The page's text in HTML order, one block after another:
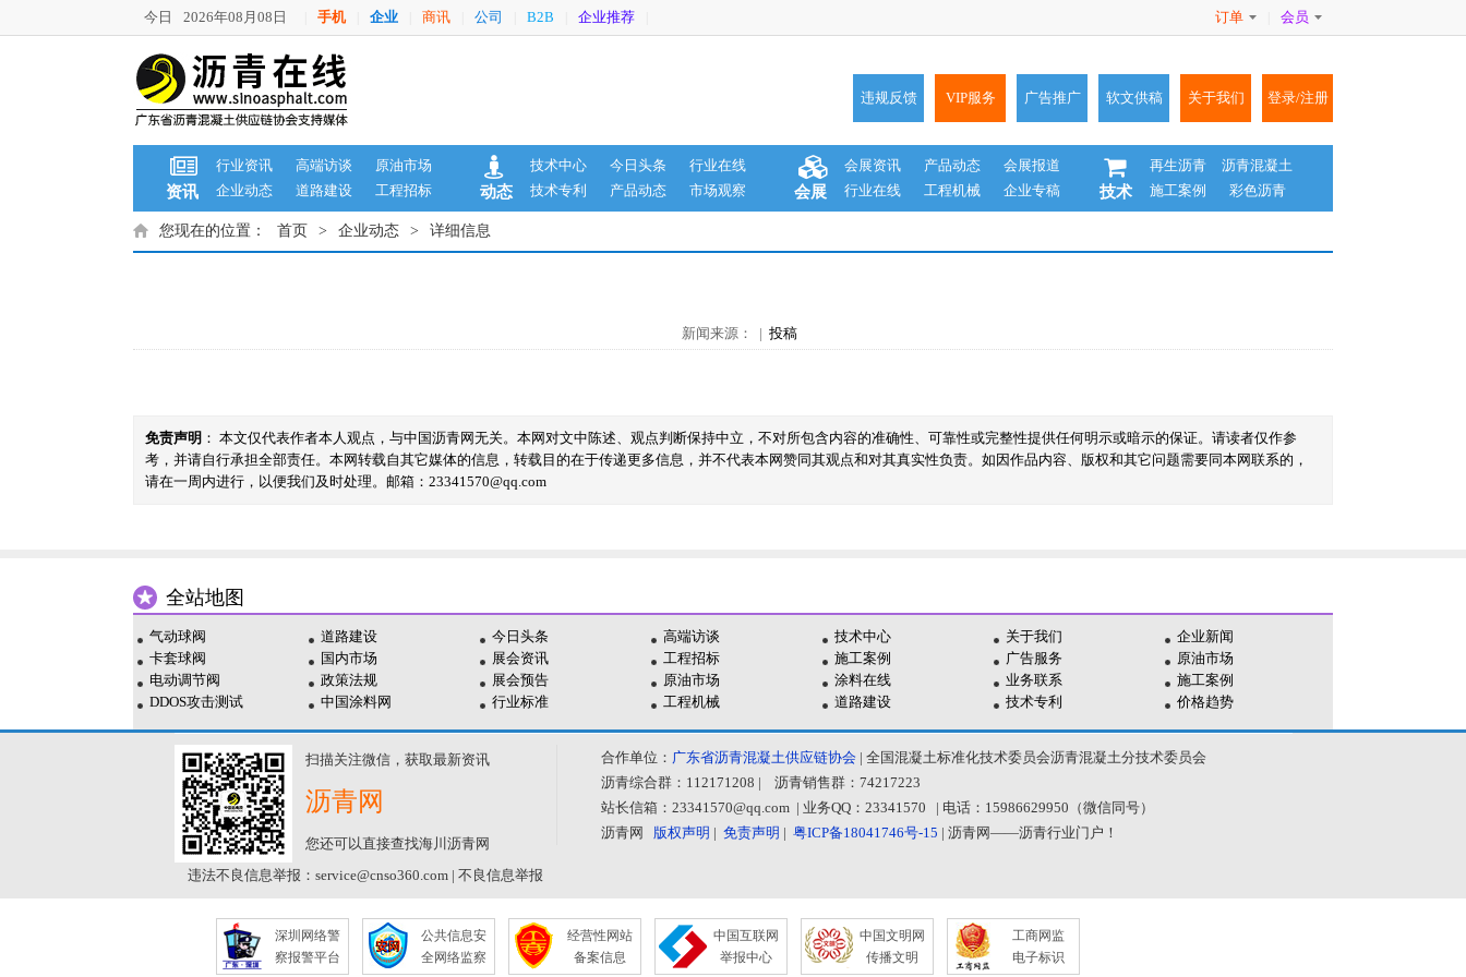
今日 2026年08月08日 手机 企业 商讯 公司 B2B 企业推荐 订单 会员
违规反馈 VIP服务 广告推广 软文供稿 关于我们 登录/注册
资讯
行业资讯 高端访谈
原油市场
企业动态
道路建设 工程招标 动态
技术中心 今日头条
行业在线
技术专利
产品动态 市场观察 会展
会展资讯 产品动态
会展报道
行业在线
工程机械 企业专稿 技术
再生沥青
沥青混凝土
施工案例
彩色沥青
您现在的位置： 首页 > 企业动态 > 详细信息
新闻来源： | 投稿
免责声明 ： 本文仅代表作者本人观点，与中国沥青网无关。本网对文中陈述、观点判断保持中立，不对所包含内容的准确性、可靠性或完整性提供任何明示或暗示的保证。请读者仅作参
考，并请自行承担全部责任。本网转载自其它媒体的信息，转载目的在于传递更多信息，并不代表本网赞同其观点和对其真实性负责。如因作品内容、版权和其它问题需要同本网联系的，
请在一周内进行，以便我们及时处理。邮箱：23341570@qq.com
全站地图
气动球阀
卡套球阀
电动调节阀
DDOS攻击测试
道路建设
国内市场
政策法规
中国涂料网
今日头条
展会资讯
展会预告
行业标准
高端访谈
工程招标
原油市场
工程机械
技术中心
施工案例
涂料在线
道路建设
关于我们
广告服务
业务联系
技术专利
企业新闻
原油市场
施工案例
价格趋势
扫描关注微信，获取最新资讯
沥青网
您还可以直接查找海川沥青网
违法不良信息举报：service@cnso360.com | 不良信息举报
合作单位： 广东省沥青混凝土供应链协会 | 全国混凝土标准化技术委员会沥青混凝土分技术委员会
沥青综合群：112171208 | 沥青销售群：74217223
站长信箱：23341570@qq.com | 业务QQ：23341570 | 电话：15986629950（微信同号）
沥青网
版权声明 | 免责声明 | 粤ICP备18041746号-15 | 沥青网——沥青行业门户！
深圳网络警
察报警平台
公共信息安
全网络监察
经营性网站
备案信息
中国互联网
举报中心
中国文明网
传播文明
工商网监
电子标识